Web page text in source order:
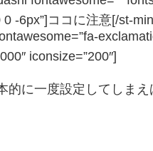
0 -6px”]ココに注意[/st-
iconsize=”200″]
的に一度設定してしま